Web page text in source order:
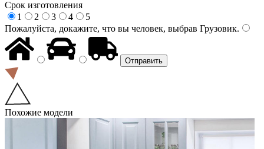
Срок изготовления
1
2 3 4
5
Пожалуйста, докажите, что вы человек, выбрав Грузовик.
Похожие модели